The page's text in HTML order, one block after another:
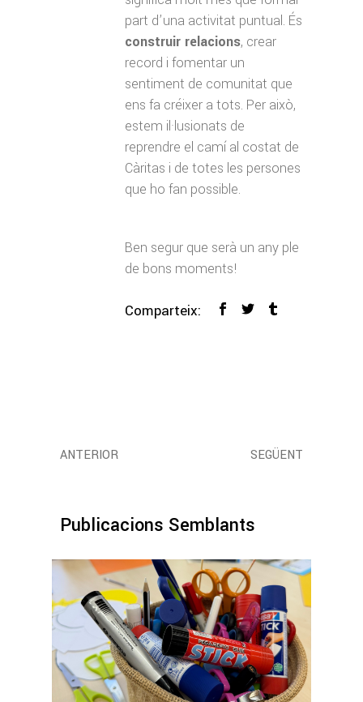
part d’una activitat puntual. És
construir relacions, crear
record i fomentar un
sentiment de comunitat que
ens fa créixer a tots. Per això,
estem il·lusionats de
reprendre el camí al costat de
Càritas i de totes les persones
que ho fan possible.
Ben segur que serà un any ple
de bons moments!
Comparteix:
ANTERIOR SEGÜENT
Publicacions Semblants